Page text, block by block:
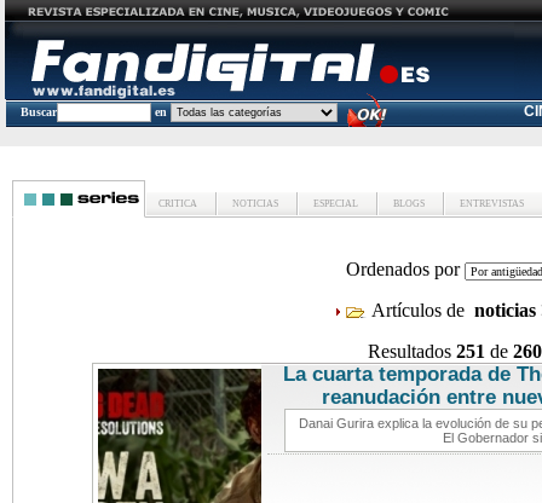
Buscar en
CRITICA NOTICIAS ESPECIAL BLOGS ENTREVISTAS
Ordenados por
Artículos de noticias
Resultados 251 de 260
La cuarta temporada de
reanudación entre
Danai Gurira explica la evolución de su
El Gobernador